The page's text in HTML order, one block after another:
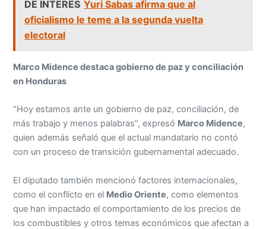
DE INTERES Yuri Sabas afirma que al
oficialismo le teme a la segunda vuelta
electoral
Marco Midence destaca gobierno de paz y conciliación
en Honduras
“Hoy estamos ante un gobierno de paz, conciliación, de
más trabajo y menos palabras”, expresó Marco Midence,
quien además señaló que el actual mandatario no contó
con un proceso de transición gubernamental adecuado.
El diputado también mencionó factores internacionales,
como el conflicto en el Medio Oriente, como elementos
que han impactado el comportamiento de los precios de
los combustibles y otros temas económicos que afectan a